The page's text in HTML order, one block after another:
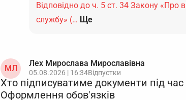
Відповідно до ч. 5 ст. 34 Закону «Про
службу» (… Ще
МЛ
Лех Мирослава Мирославівна
05.08.2026 | 16:34Відпустки
Хто підписуватиме документи під час
Оформлення обов'язків